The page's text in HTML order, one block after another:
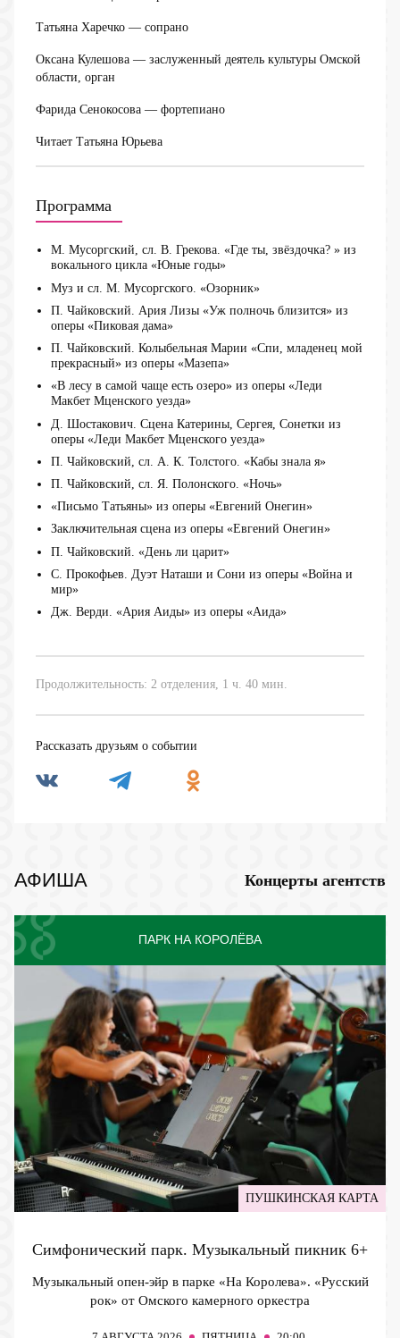
Татьяна Харечко — сопрано
Оксана Кулешова — заслуженный деятель культуры Омской
области, орган
Фарида Сенокосова — фортепиано
Читает Татьяна Юрьева
Программа
М. Мусоргский, сл. В. Грекова. «Где ты, звёздочка? » из
вокального цикла «Юные годы»
Муз и сл. М. Мусоргского. «Озорник»
П. Чайковский. Ария Лизы «Уж полночь близится» из
оперы «Пиковая дама»
П. Чайковский. Колыбельная Марии «Спи, младенец мой
прекрасный» из оперы «Мазепа»
«В лесу в самой чаще есть озеро» из оперы «Леди
Макбет Мценского уезда»
Д. Шостакович. Сцена Катерины, Сергея, Сонетки из
оперы «Леди Макбет Мценского уезда»
П. Чайковский, сл. А. К. Толстого. «Кабы знала я»
П. Чайковский, сл. Я. Полонского. «Ночь»
«Письмо Татьяны» из оперы «Евгений Онегин»
Заключительная сцена из оперы «Евгений Онегин»
П. Чайковский. «День ли царит»
С. Прокофьев. Дуэт Наташи и Сони из оперы «Война и
мир»
Дж. Верди. «Ария Аиды» из оперы «Аида»
Продолжительность: 2 отделения, 1 ч. 40 мин.
Рассказать друзьям о событии
АФИША Концерты агентств
ПАРК НА КОРОЛЁВА
ПУШКИНСКАЯ КАРТА
Симфонический парк. Музыкальный пикник 6+
Музыкальный опен-эйр в парке «На Королева». «Русский
рок» от Омского камерного оркестра